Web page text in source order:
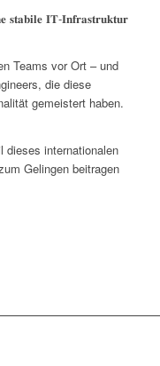
𝐈𝐓‑𝐈𝐧𝐟𝐫𝐚𝐬𝐭𝐫𝐮𝐤𝐭𝐮𝐫
Teams vor Ort – und
, die diese
gemeistert haben.
dieses internationalen
Gelingen beitragen